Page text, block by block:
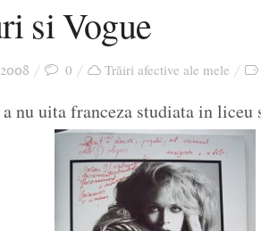
si Vogue
0 Trăiri afective ale mele
nu uita franceza studiata in liceu